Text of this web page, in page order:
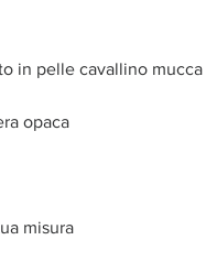
in pelle cavallino mucca
opaca
misura